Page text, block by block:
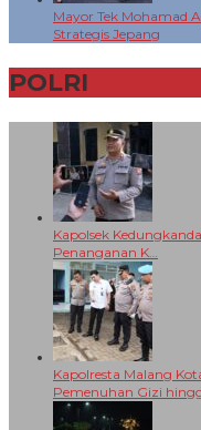
Mayor Tek Mohamad
Strategis Jepang
POLRI
Kapolsek
Penanganan K…
Kapolresta Malang
Pemenuhan Gizi